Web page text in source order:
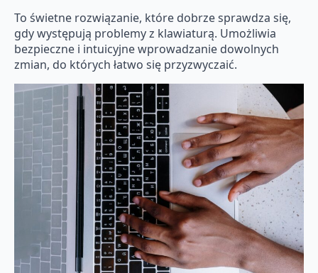
To świetne rozwiązanie, które dobrze sprawdza się,
gdy występują problemy z klawiaturą. Umożliwia
bezpieczne i intuicyjne wprowadzanie dowolnych
zmian, do których łatwo się przyzwyczaić.